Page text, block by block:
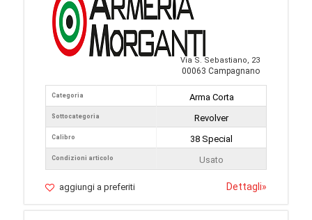
Via S. Sebastiano, 23
00063 Campagnano
Categoria
Sottocategoria
Calibro
Condizioni articolo
Arma Corta
Revolver
38 Special
Usato
aggiungi a preferiti Dettagli»